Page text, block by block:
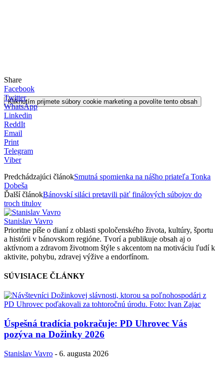
Kliknutím prijmete súbory cookie marketing a povolíte tento obsah
Share
Facebook
Twitter
WhatsApp
Linkedin
ReddIt
Email
Print
Telegram
Viber
Predchádzajúci článokSmutná spomienka na nášho priateľa Tonka
Dobeša
Ďalší článokBánovskí siláci pretavili päť finálových súbojov do
troch titulov
Stanislav Vavro
Prioritne píše o dianí z oblasti spoločenského života, kultúry, športu
a histórii v bánovskom regióne. Tvorí a publikuje obsah aj o
aktívnom a zdravom životnom štýle s akcentom na motiváciu ľudí k
aktivite, pohybu, zdravej výžive a endorfínom.
SÚVISIACE ČLÁNKY
Úspešná tradícia pokračuje: PD Uhrovec Vás
pozýva na Dožinky 2026
Stanislav Vavro - 6. augusta 2026